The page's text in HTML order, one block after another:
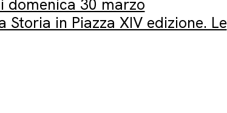
30 marzo
in Piazza XIV edizione. Le